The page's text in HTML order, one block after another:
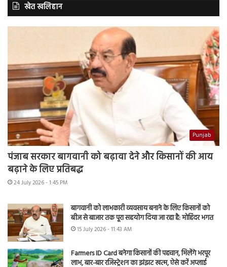
खेत खलिहान
Punjab
पंजाब सरकार बागवानी को बढ़ावा देने और किसानों की आय
बढ़ाने के लिए प्रतिबद्ध
24 July 2026 - 1:45 PM
बागवानी को लाभकारी व्यवसाय बनाने के लिए किसानों को
बीज से बाजार तक पूरा सहयोग दिया जा रहा है: मोहिंदर भगत
15 July 2026 - 11:43 AM
Farmers ID Card बनेगा किसानों की पहचान, मिलेंगे भरपूर
लाभ, बार-बार रजिस्ट्रेशन का झंझट खत्म, ऐसे करें अप्लाई